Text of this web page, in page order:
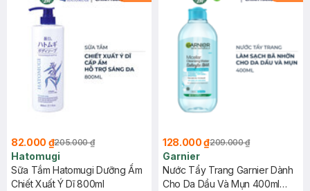
82.000 ₫205.000 ₫
Hatomugi
Sữa Tắm Hatomugi Dưỡng Ẩm
Chiết Xuất Ý Dĩ 800ml
128.000 ₫209.000 ₫
Garnier
Nước Tẩy Trang Garnier Dành
Cho Da Dầu Và Mụn 400ml